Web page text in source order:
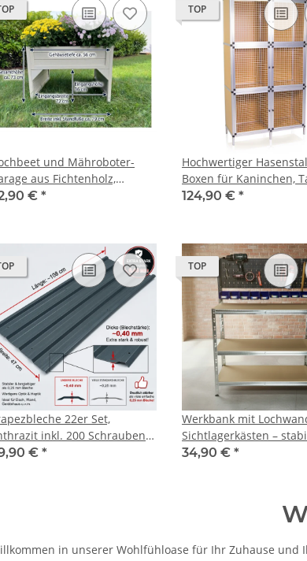
und Mähroboter-
aus Fichtenholz,
inkl.
€ *
TOP
Hochwertiger
Boxen für Kaninchen,
und andere Kleintiere
124,90 € *
22er Set,
inkl. 200 Schrauben
dickere Wandstärke
€ *
TOP
Werkbank mit
Sichtlagerkästen –
übersichtlich & flexibel
34,90 € *
in unserer Wohlfühloase für Ihr Zuhause und